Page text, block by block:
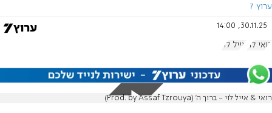
ערוץ 7
30.11.25, 14:00
רואי לוי אייל לוי
רואי & אייל לוי - ברוך ה' (Prod. by Assaf Tzrouya)